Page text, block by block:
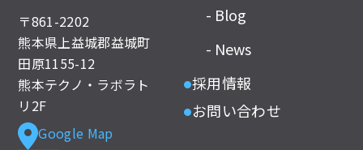
〒861-2202
熊本県上益城郡益城町
田原1155-12
熊本テクノ・ラボラト
リ2F
Google Map
- Blog
- News
●採用情報
● お問い合わせ